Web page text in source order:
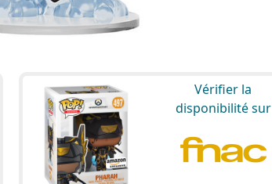
Vérifier la
disponibilité sur